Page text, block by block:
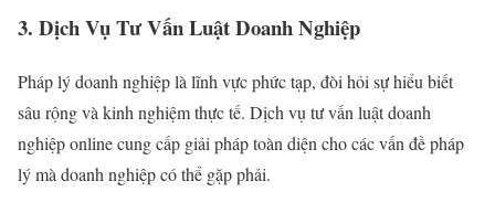
3. Dịch Vụ Tư Vấn Luật Doanh Nghiệp
Pháp lý doanh nghiệp là lĩnh vực phức tạp, đòi hỏi sự hiểu biết
sâu rộng và kinh nghiệm thực tế. Dịch vụ tư vấn luật doanh
nghiệp online cung cấp giải pháp toàn diện cho các vấn đề pháp
lý mà doanh nghiệp có thể gặp phải.